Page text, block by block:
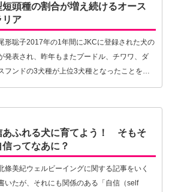
短頭種の割合が増え続けるオース
リア
形聡子2017年の1年間にJKCに登録された犬の
発表され、昨年もまたプードル、チワワ、ダ
フンドの3犬種が上位3犬種となったことをご
あふれる犬に育てよう！ そもそ
信ってなあに？
條美紀ウェルビーイングに関する記事をいく
いたが、それにも関係のある「自信（self